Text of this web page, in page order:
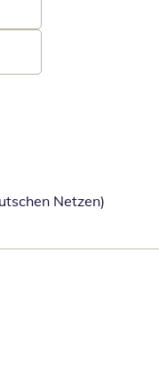
Netzen)